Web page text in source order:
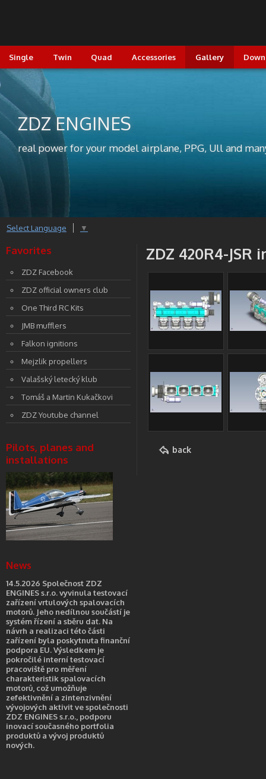
Single Twin Quad Accessories Gallery
ZDZ ENGINES
real power for your model airplane, PPG, Ull and
ZDZ 420R4-JSR
back
Select Language ▼
Favorites
ZDZ Facebook
ZDZ official owners club
One Third RC Kits
JMB mufflers
Falkon ignitions
Mejzlik propellers
Valašský letecký klub
Tomáš a Martin Kukačkovi
ZDZ Youtube channel
Pilots, planes and
installations
News
14.5.2026 Společnost ZDZ
ENGINES s.r.o. vyvinula testovací
zařízení vrtulových spalovacích
motorů. Jeho nedílnou součástí je
systém řízení a sběru dat. Na
návrh a realizaci této části
zařízení byla poskytnuta finanční
podpora EU. Výsledkem je
pokročilé interní testovací
pracoviště pro měření
charakteristik spalovacích
motorů, což umožňuje
zefektivnění a zintenzivnění
vývojových aktivit ve společnosti
ZDZ ENGINES s.r.o., podporu
inovací současného portfolia
produktů a vývoj produktů
nových.